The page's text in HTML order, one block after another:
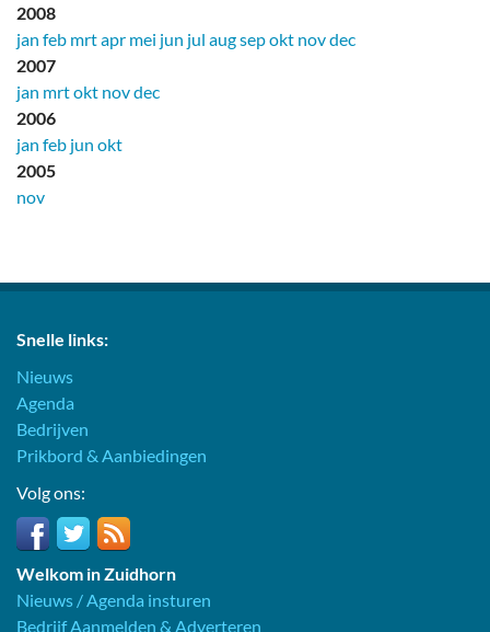
2008
jan feb mrtapr mei jun jul augsepokt novdec
2007
jan mrtokt novdec
2006
jan feb jun okt
2005
nov
Snelle links:
Nieuws
Agenda
Bedrijven
Prikbord & Aanbiedingen
Volg ons:
Welkom in Zuidhorn
Nieuws / Agenda insturen
Bedrijf Aanmelden & Adverteren